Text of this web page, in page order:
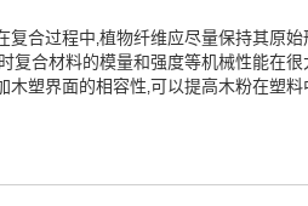
合过程中‚植物纤维应尽量保持其原
复合材料的模量和强度等机械性能在
塑界面的相容性‚可以提高木粉在塑